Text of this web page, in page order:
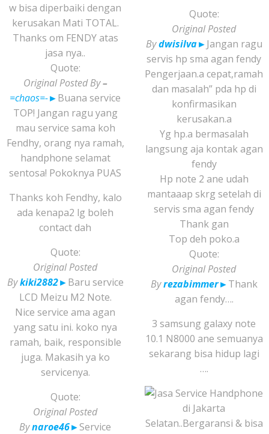
w bisa diperbaiki dengan
kerusakan Mati TOTAL.
Thanks om FENDY atas
jasa nya..
Quote:
Original Posted By–
=chaos=-►Buana service
TOP! Jangan ragu yang
mau service sama koh
Fendhy, orang nya ramah,
handphone selamat
sentosa! Pokoknya PUAS
Thanks koh Fendhy, kalo
ada kenapa2 lg boleh
contact dah
Quote:
Original Posted
Bykiki2882►Baru service
LCD Meizu M2 Note.
Nice service ama agan
yang satu ini. koko nya
ramah, baik, responsible
juga. Makasih ya ko
servicenya.
Quote:
Original Posted
Bynaroe46►Service
Quote:
Original Posted
Bydwisilva►Jangan ragu
servis hp sma agan fendy
Pengerjaan.a cepat,ramah
dan masalah” pda hp di
konfirmasikan
kerusakan.a
Yg hp.a bermasalah
langsung aja kontak agan
fendy
Hp note 2 ane udah
mantaaap skrg setelah di
servis sma agan fendy
Thank gan
Top deh poko.a
Quote:
Original Posted
Byrezabimmer►Thank
agan fendy….
3 samsung galaxy note
10.1 N8000 ane semuanya
sekarang bisa hidup lagi
….